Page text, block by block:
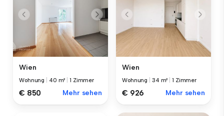
Wien
Wohnung 40 m² |1 Zimmer
€ 850 Mehr sehen
Wien
Wohnung 34 m² |1 Zimmer
€ 926 Mehr sehen